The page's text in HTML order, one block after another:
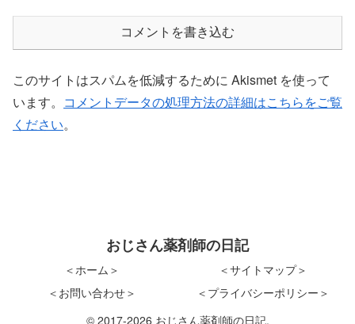
コメントを書き込む
このサイトはスパムを低減するために Akismet を使って
います。 コメントデータの処理方法の詳細はこちらをご覧
ください。
おじさん薬剤師の日記
＜ホーム＞
＜サイトマップ＞
＜お問い合わせ＞
＜プライバシーポリシー＞
© 2017-2026 おじさん薬剤師の日記.